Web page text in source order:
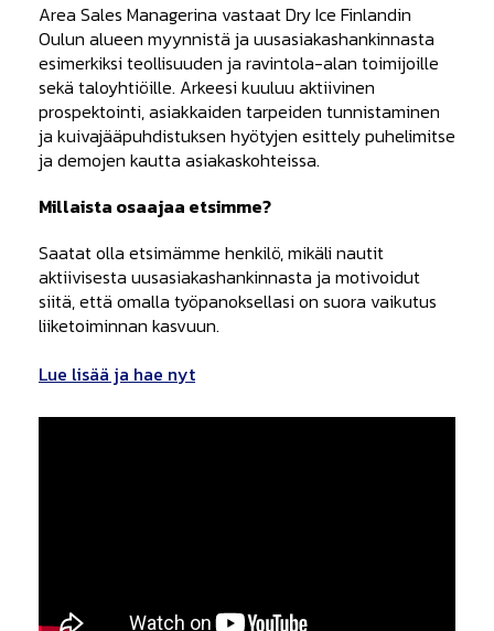
Area Sales Managerina vastaat Dry Ice Finlandin
Oulun alueen myynnistä ja uusasiakashankinnasta
esimerkiksi teollisuuden ja ravintola-alan toimijoille
sekä taloyhtiöille. Arkeesi kuuluu aktiivinen
prospektointi, asiakkaiden tarpeiden tunnistaminen
ja kuivajääpuhdistuksen hyötyjen esittely puhelimitse
ja demojen kautta asiakaskohteissa.
Millaista osaajaa etsimme?
Saatat olla etsimämme henkilö, mikäli nautit
aktiivisesta uusasiakashankinnasta ja motivoidut
siitä, että omalla työpanoksellasi on suora vaikutus
liiketoiminnan kasvuun.
Lue lisää ja hae nyt